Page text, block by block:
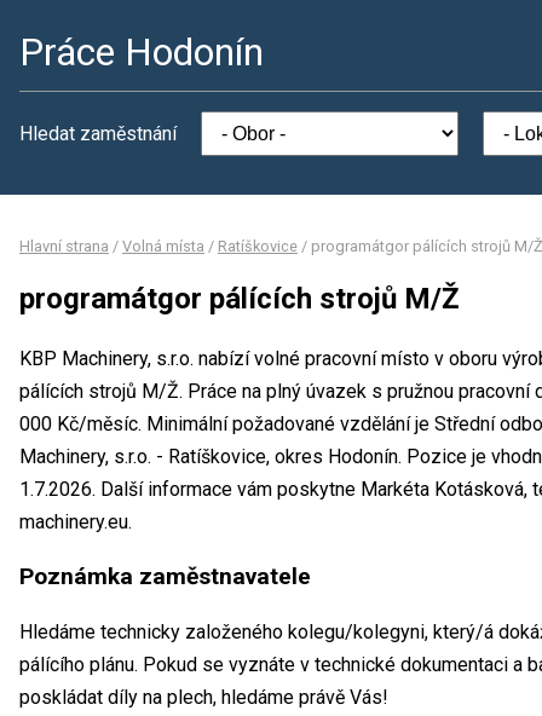
Práce Hodonín
Hledat zaměstnání
Hlavní strana / Volná místa / Ratíškovice / programátgor pálících strojů M/Ž
programátgor pálících strojů M/Ž
KBP Machinery, s.r.o. nabízí volné pracovní místo v oboru
pálících strojů M/Ž. Práce na plný úvazek s pružnou pracovní
000 Kč/měsíc. Minimální požadované vzdělání je Střední
Machinery, s.r.o. - Ratíškovice, okres Hodonín. Pozice je
1.7.2026. Další informace vám poskytne Markéta Kotásková,
machinery.eu.
Poznámka zaměstnavatele
Hledáme technicky založeného kolegu/kolegyni, který/á
pálícího plánu. Pokud se vyznáte v technické dokumentaci a
poskládat díly na plech, hledáme právě Vás!